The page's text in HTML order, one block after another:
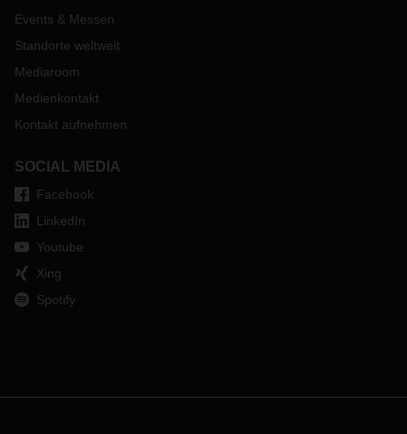
Events & Messen
Standorte weltweit
Mediaroom
Medienkontakt
Kontakt aufnehmen
SOCIAL MEDIA
Facebook
LinkedIn
Youtube
Xing
Spotify